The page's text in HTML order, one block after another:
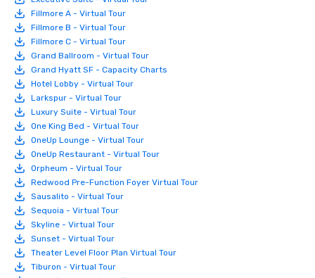
Fillmore A - Virtual Tour
Fillmore B - Virtual Tour
Fillmore C - Virtual Tour
Grand Ballroom - Virtual Tour
Grand Hyatt SF - Capacity Charts
Hotel Lobby - Virtual Tour
Larkspur - Virtual Tour
Luxury Suite - Virtual Tour
One King Bed - Virtual Tour
OneUp Lounge - Virtual Tour
OneUp Restaurant - Virtual Tour
Orpheum - Virtual Tour
Redwood Pre-Function Foyer Virtual Tour
Sausalito - Virtual Tour
Sequoia - Virtual Tour
Skyline - Virtual Tour
Sunset - Virtual Tour
Theater Level Floor Plan Virtual Tour
Tiburon - Virtual Tour